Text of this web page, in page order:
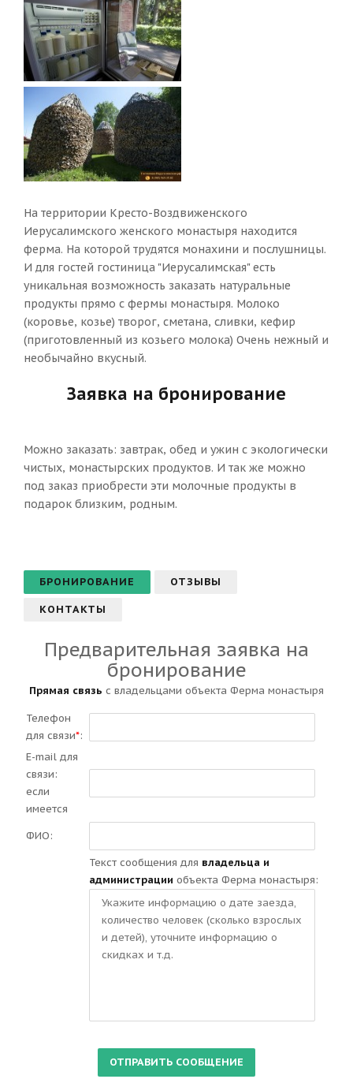
На территории Кресто-Воздвиженского
Иерусалимского женского монастыря находится
ферма. На которой трудятся монахини и послушницы.
И для гостей гостиница "Иерусалимская" есть
уникальная возможность заказать натуральные
продукты прямо с фермы монастыря. Молоко
(коровье, козье) творог, сметана, сливки, кефир
(приготовленный из козьего молока) Очень нежный и
необычайно вкусный.
Заявка на бронирование
Можно заказать: завтрак, обед и ужин с экологически
чистых, монастырских продуктов. И так же можно
под заказ приобрести эти молочные продукты в
подарок близким, родным.
БРОНИРОВАНИЕ ОТЗЫВЫ
КОНТАКТЫ
Предварительная заявка на
бронирование
Прямая связь с владельцами объекта Ферма монастыря
Телефон
для связи*:
E-mail для
связи:
если
имеется
ФИО:
Текст сообщения для владельца и
администрации объекта Ферма монастыря: